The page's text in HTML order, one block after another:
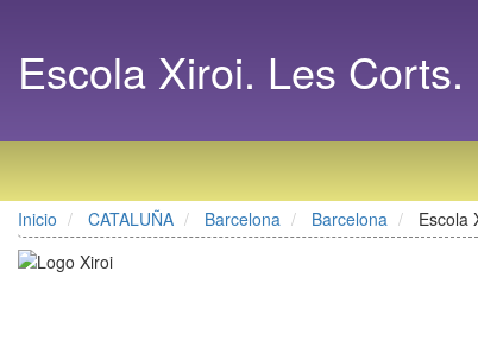
Escola Xiroi. Les
Inicio
CATALUÑA Barcelona Barcelona Escola